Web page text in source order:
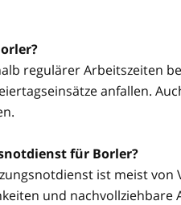
regulärer Arbeitszeiten
anfallen.
für Borler?
ist meist von
und nachvollziehbare